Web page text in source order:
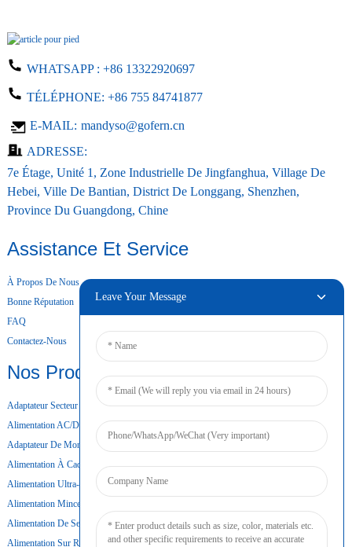
WHATSAPP : +86 13322920697
TÉLÉPHONE: +86 755 84741877
E-MAIL: mandyso@gofern.cn
ADRESSE:
7e Étage, Unité 1, Zone Industrielle De Jingfanghua, Village De
Hebei, Ville De Bantian, District De Longgang, Shenzhen,
Province Du Guangdong, Chine
Assistance Et Service
À Propos De Nous
Bonne Réputation
FAQ
Contactez-Nous
Nos Produits
Adaptateur Secteur De Bureau
Alimentation AC/DC
Adaptateur De Montage Mural
Alimentation À Cadre Ouvert
Alimentation Ultra-Mince
Alimentation Mince
Alimentation De Secours Par Batterie
Alimentation Sur Rail DIN
Leave Your Message